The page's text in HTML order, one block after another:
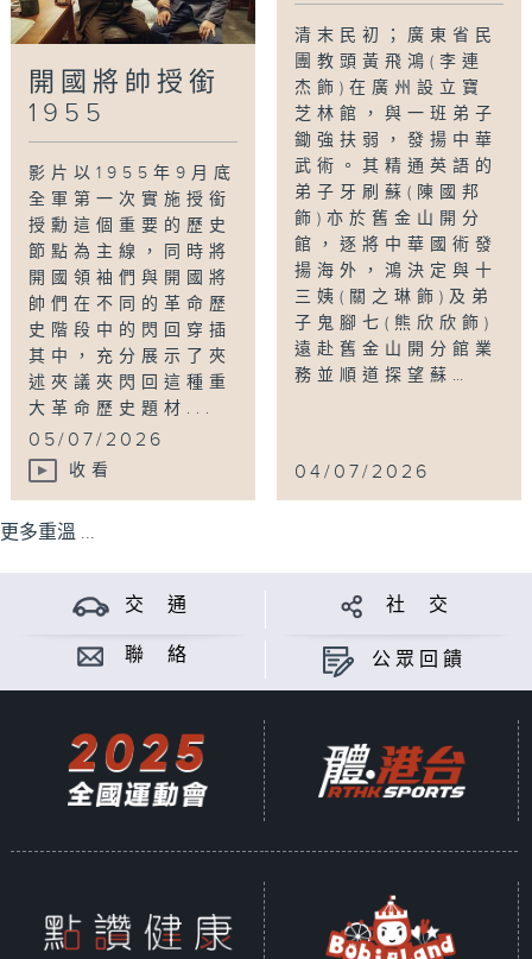
開國將帥授銜
1955
影片以1955年9月底
全軍第一次實施授銜
授勳這個重要的歷史
節點為主線，同時將
開國領袖們與開國將
帥們在不同的革命歷
史階段中的閃回穿插
其中，充分展示了夾
述夾議夾閃回這種重
大革命歷史題材...
05/07/2026
收看
清末民初；廣東省民
團教頭黃飛鴻(李連
杰飾)在廣州設立寶
芝林館，與一班弟子
鋤強扶弱，發揚中華
武術。其精通英語的
弟子牙刷蘇(陳國邦
飾)亦於舊金山開分
館，逐將中華國術發
揚海外，鴻決定與十
三姨(關之琳飾)及弟
子鬼腳七(熊欣欣飾)
遠赴舊金山開分館業
務並順道探望蘇…
04/07/2026
更多重溫 ...
交 通 社 交
聯 絡 公眾回饋